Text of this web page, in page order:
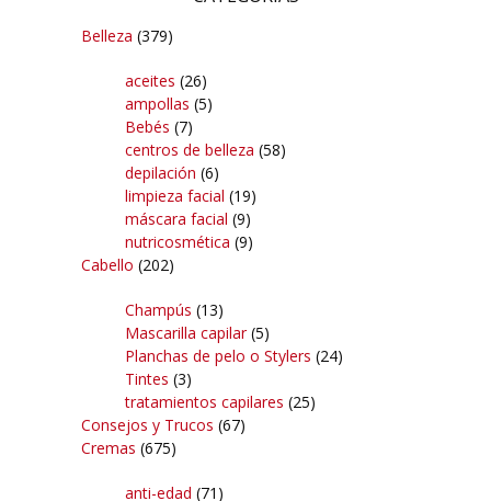
Belleza (379)
aceites (26)
ampollas (5)
Bebés (7)
centros de belleza (58)
depilación (6)
limpieza facial (19)
máscara facial (9)
nutricosmética (9)
Cabello (202)
Champús (13)
Mascarilla capilar(5)
Planchas de pelo o Stylers (24)
Tintes (3)
tratamientos capilares (25)
Consejos y Trucos (67)
Cremas (675)
anti-edad (71)